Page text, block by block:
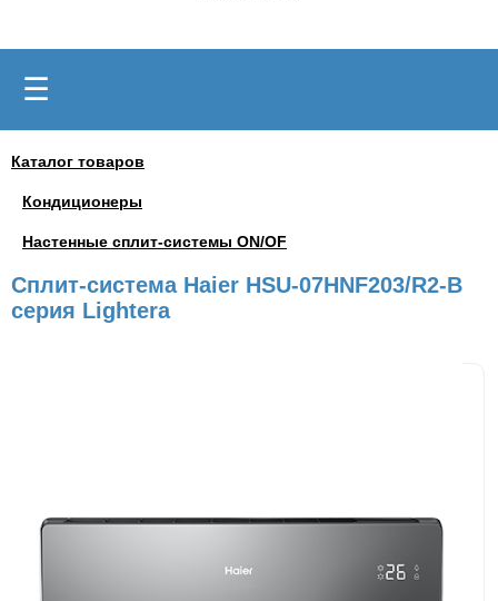
☰
Каталог товаров
Кондиционеры
Настенные сплит-системы ON/OF
Сплит-система Haier HSU-07HNF203/R2-B
серия Lightera